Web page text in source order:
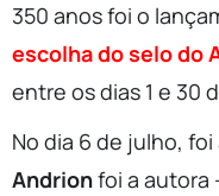
350 anos foi o
escolha do selo do
entre os dias 1 e 30
No dia 6 de julho,
Andrionfoi a autora